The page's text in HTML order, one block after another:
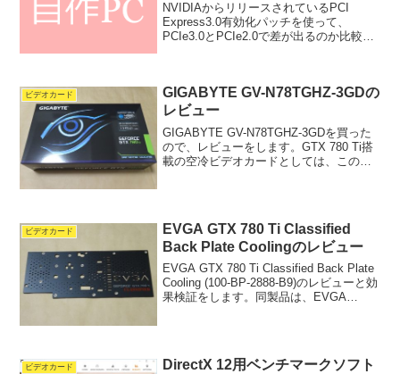
NVIDIAからリリースされているPCI
Express3.0有効化パッチを使って、
PCIe3.0とPCIe2.0で差が出るのか比較し
ビデオカード
GIGABYTE GV-N78TGHZ-3GDの
レビュー
GIGABYTE GV-N78TGHZ-3GDを買った
ので、レビューをします。GTX 780 Ti搭
載の空冷ビデオカードとしては、この製
ビデオカード
EVGA GTX 780 Ti Classified
Back Plate Coolingのレビュー
EVGA GTX 780 Ti Classified Back Plate
Cooling (100-BP-2888-B9)のレビューと効
果検証をします。同製品は、EVGA
ビデオカード
DirectX 12用ベンチマークソフト